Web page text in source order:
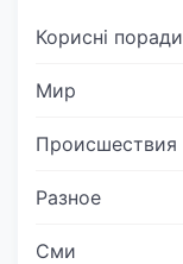
Корисні поради
Мир
Происшествия
Разное
Сми